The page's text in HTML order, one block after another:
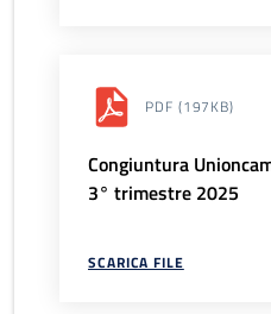
PDF (197KB)
Congiuntura
3° trimestre 2025
SCARICA FILE